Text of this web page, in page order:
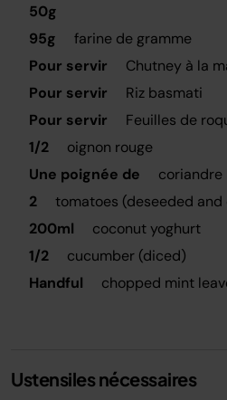
50g
95g
farine de gramme
Pour servir
Chutney à la
Pour servir
Riz basmati
Pour servir
Feuilles de
1/2
oignon rouge
Une poignée de
coriandre
2
tomatoes (deseeded
200ml
coconut yoghurt
1/2
cucumber (diced)
Handful
chopped mint
Ustensiles nécessaires